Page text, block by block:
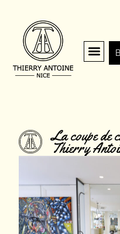
La coupe de
Thierry